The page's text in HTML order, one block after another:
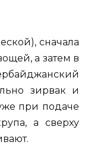
сначала
а затем в
зирвак и
при подаче
а сверху